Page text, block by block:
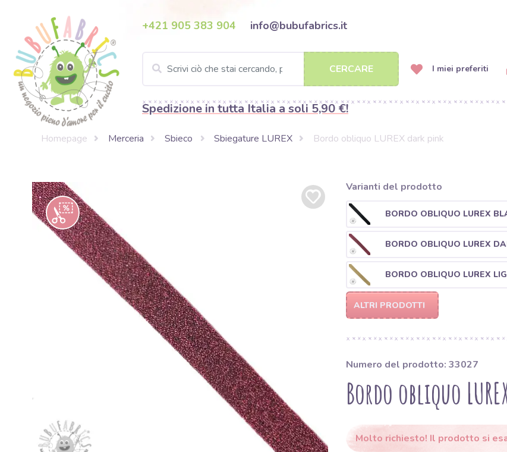
+421 905 383 904 info@bubufabrics.it
CERCARE I miei preferiti
Spedizione in tutta Italia a soli 5,90 €!
Homepage Merceria Sbieco Sbiegature LUREX Bordo obliquo LUREX dark pink
Varianti del prodotto
BORDO OBLIQUO LUREX
BORDO OBLIQUO LUREX
BORDO OBLIQUO LUREX
ALTRI PRODOTTI
Numero del prodotto: 33027
Bordo obliquo
Molto richiesto! Il prodotto si